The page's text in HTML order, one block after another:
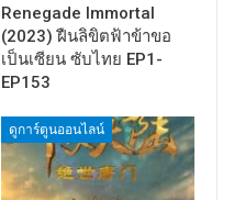
Renegade Immortal
(2023) ฝืนลิขิตฟ้าข้าขอ
เป็นเซียน ซับไทย EP1-
EP153
ดูการ์ตูนออนไลน์